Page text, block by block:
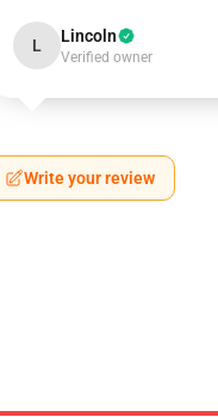
L Lincoln
Verified owner
Write your review